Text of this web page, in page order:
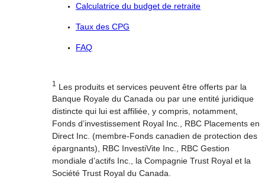
Calculatrice du budget de retraite
Taux des CPG
FAQ
1
Les produits et services peuvent être offerts par la
Banque Royale du Canada ou par une entité juridique
distincte qui lui est affiliée, y compris, notamment,
Fonds d’investissement Royal Inc., RBC Placements en
Direct Inc. (membre-Fonds canadien de protection des
épargnants), RBC InvestiVite Inc., RBC Gestion
mondiale d’actifs Inc., la Compagnie Trust Royal et la
Société Trust Royal du Canada.